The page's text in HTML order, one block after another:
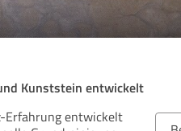
Kunststein entwickelt
Erfahrung entwickelt